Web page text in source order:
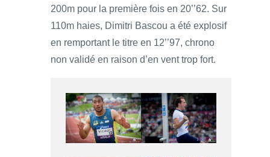
200m pour la première fois en 20’’62. Sur
110m haies, Dimitri Bascou a été explosif
en remportant le titre en 12’’97, chrono
non validé en raison d’en vent trop fort.